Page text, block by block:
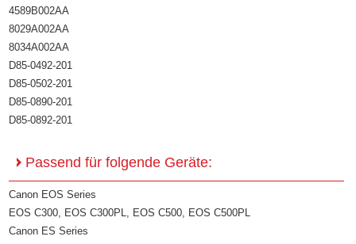
4589B002AA
8029A002AA
8034A002AA
D85-0492-201
D85-0502-201
D85-0890-201
D85-0892-201
Passend für folgende Geräte:
Canon EOS Series
EOS C300, EOS C300PL, EOS C500, EOS C500PL
Canon ES Series